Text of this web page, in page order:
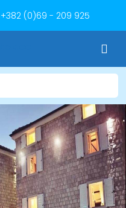
+382 (0)69 - 209 925